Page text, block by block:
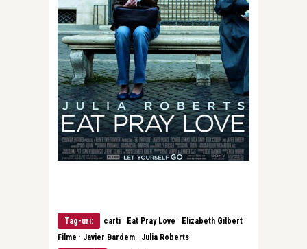
Tag-uri: carti · Eat Pray Love · Elizabeth Gilbert ·
Filme · Javier Bardem · Julia Roberts